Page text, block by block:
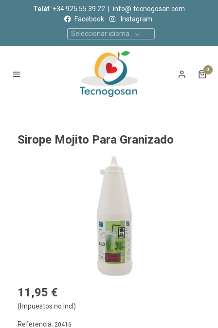
Teléf :+34 925 55 39 22 | info@ tecnogosan.com
Facebook
Instagram
Seleccionar idioma
0
Sirope Mojito Para Granizado
11,95 €
(Impuestos no incl)
Referencia: 20416